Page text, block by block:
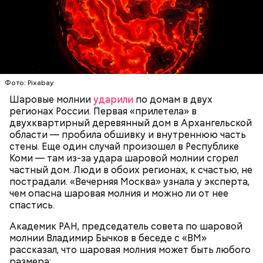
Фото: Pixabay
Шаровые молнииударили по домам в двух
регионах России. Первая «прилетела» в
двухквартирный деревянный дом в Архангельской
области — пробила обшивку и внутреннюю часть
стены. Еще один случай произошел в Республике
Коми — там из-за удара шаровой молнии сгорел
частный дом. Люди в обоих регионах, к счастью, не
пострадали. «Вечерняя Москва» узнала у эксперта,
чем опасна шаровая молния и можно ли от нее
спастись.
Академик РАН, председатель совета по шаровой
молнии Владимир Бычков в беседе с «ВМ»
рассказал, что шаровая молния может быть любого
— Маленькие — от одного сантиметра, средние —
около 20 сантиметров, а самые большие могут
доходить до нескольких метров. Шаровая молния
проходит и через стекла, даже часто не оставляя
следов. Она как капля стекает, растекается. Может
и в окно влезть, причем в двухметровое.
Сжимается, как воздушный шар, и проходит.
УЧЕНЫЕ МОЛНИИ ПОГОДА
По его словам, солдаты не знали о масштабах
трагедии. Подобных аварий раньше не случалось.
Поэтому он не испытывал страха.
За свою земную жизнь он совершил множество
добрых дел во славу Божию.
скончался в середине IV века. По церковному
преданию, мощи святого сохранились нетленными
и источали чудесное миро, от которого исцелилось
множество людей. В 1087 году мощи Николая
Угодника были перенесены в итальянский город
Бар (Бари), где находятся и поныне.